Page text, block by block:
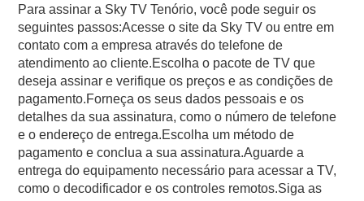
Para assinar a Sky TV Tenório, você pode seguir os
seguintes passos:Acesse o site da Sky TV ou entre em
contato com a empresa através do telefone de
atendimento ao cliente.Escolha o pacote de TV que
deseja assinar e verifique os preços e as condições de
pagamento.Forneça os seus dados pessoais e os
detalhes da sua assinatura, como o número de telefone
e o endereço de entrega.Escolha um método de
pagamento e conclua a sua assinatura.Aguarde a
entrega do equipamento necessário para acessar a TV,
como o decodificador e os controles remotos.Siga as